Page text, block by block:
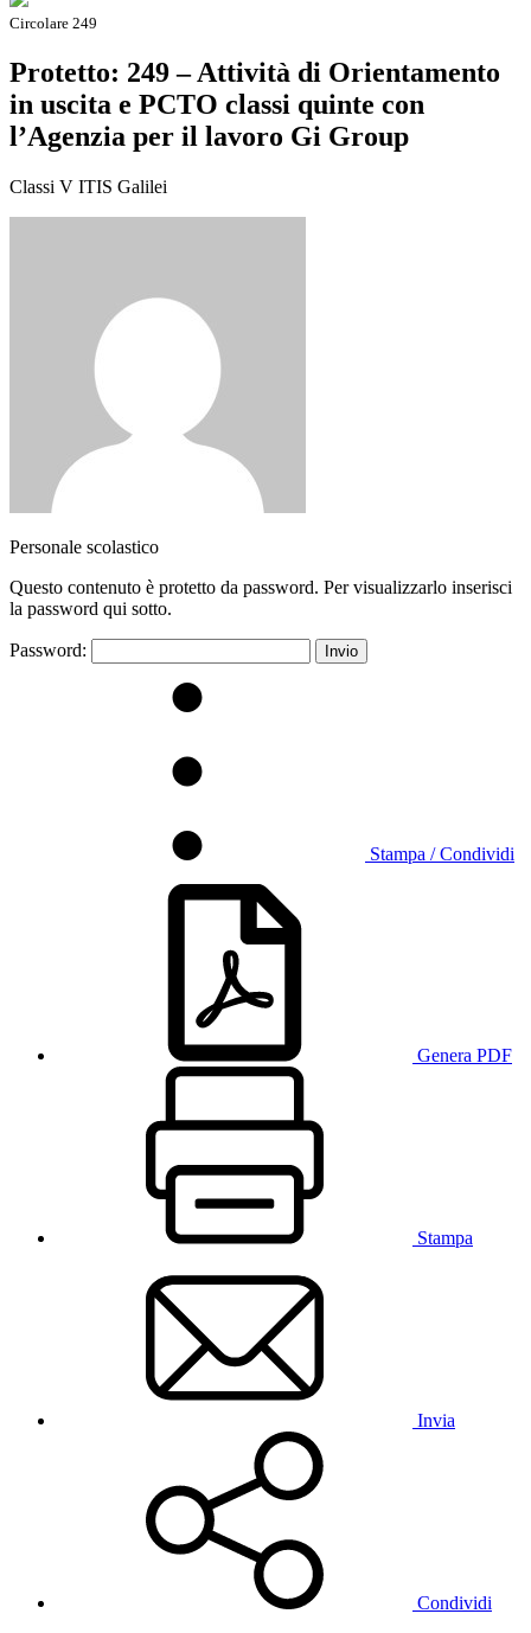
Circolare 249
Protetto: 249 – Attività di Orientamento
in uscita e PCTO classi quinte con
l’Agenzia per il lavoro Gi Group
Classi V ITIS Galilei
Personale scolastico
Questo contenuto è protetto da password. Per visualizzarlo inserisci
la password qui sotto.
Password:
Stampa / Condividi
Genera PDF
Stampa
Invia
Condividi